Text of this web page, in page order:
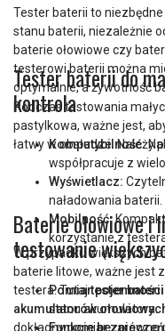
Tester baterii to
stanu baterii, niezależnie
baterie ołowiowe czy
testerowi baterii można
optymalnie, a żywotność
Tester baterii do
kontrola
Podczas testowania
pastylkowa, ważne jest,
łatwy w obsłudze. Należy
Kompatybilność:
współpracuje z
Wyświetlacz:
naładowania baterii.
Mobilność:
korzystanie z
Baterie ołowiowe i
testowanie
W przypadku większych
baterie litowe, ważne jest
testera. Tutajtester
akumulatorów
dokładny pomiar zarówno
Pomiar
stanu akumulatora.
Funkcje